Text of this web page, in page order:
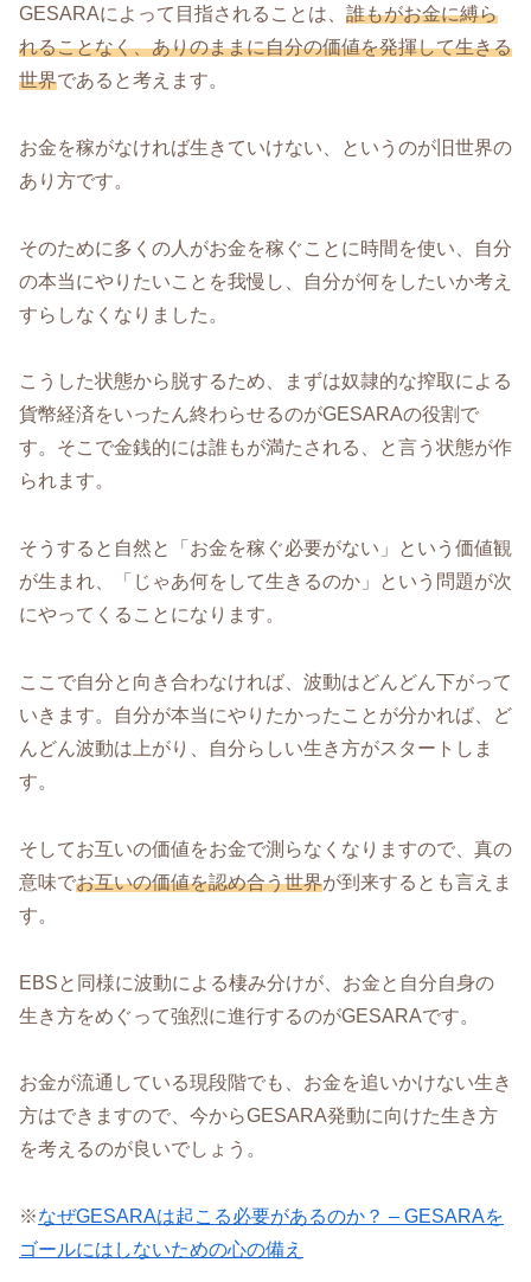
GESARAによって目指されることは、 誰もがお金に縛ら
れることなく、ありのままに自分の価値を発揮して生きる
世界であると考えます。
お金を稼がなければ生きていけない、というのが旧世界の
あり方です。
そのために多くの人がお金を稼ぐことに時間を使い、自分
の本当にやりたいことを我慢し、自分が何をしたいか考え
すらしなくなりました。
こうした状態から脱するため、まずは奴隷的な搾取による
貨幣経済をいったん終わらせるのがGESARAの役割で
す。そこで金銭的には誰もが満たされる、と言う状態が作
られます。
そうすると自然と「お金を稼ぐ必要がない」という価値観
が生まれ、「じゃあ何をして生きるのか」という問題が次
にやってくることになります。
ここで自分と向き合わなければ、波動はどんどん下がって
いきます。自分が本当にやりたかったことが分かれば、ど
んどん波動は上がり、自分らしい生き方がスタートしま
す。
そしてお互いの価値をお金で測らなくなりますので、真の
意味でお互いの価値を認め合う世界が到来するとも言えま
す。
EBSと同様に波動による棲み分けが、お金と自分自身の
生き方をめぐって強烈に進行するのがGESARAです。
お金が流通している現段階でも、お金を追いかけない生き
方はできますので、今からGESARA発動に向けた生き方
を考えるのが良いでしょう。
※なぜGESARAは起こる必要があるのか？ – GESARAを
ゴールにはしないための心の備え